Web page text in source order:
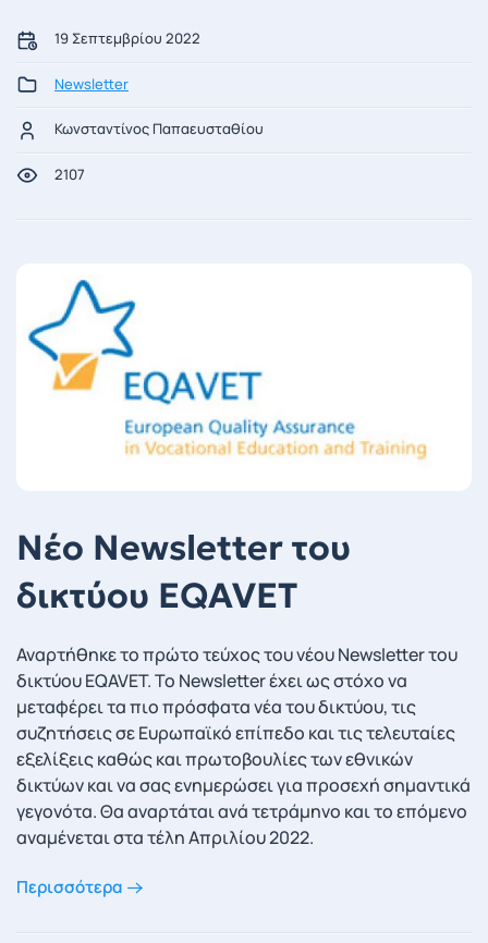
19 Σεπτεμβρίου 2022
Newsletter
Κωνσταντίνος Παπαευσταθίου
2107
Νέο Newsletter του
δικτύου EQAVET
Αναρτήθηκε το πρώτο τεύχος του νέου Newsletter του
δικτύου EQAVET. Το Newsletter έχει ως στόχο να
μεταφέρει τα πιο πρόσφατα νέα του δικτύου, τις
συζητήσεις σε Ευρωπαϊκό επίπεδο και τις τελευταίες
εξελίξεις καθώς και πρωτοβουλίες των εθνικών
δικτύων και να σας ενημερώσει για προσεχή σημαντικά
γεγονότα. Θα αναρτάται ανά τετράμηνο και το επόμενο
αναμένεται στα τέλη Απριλίου 2022.
Περισσότερα